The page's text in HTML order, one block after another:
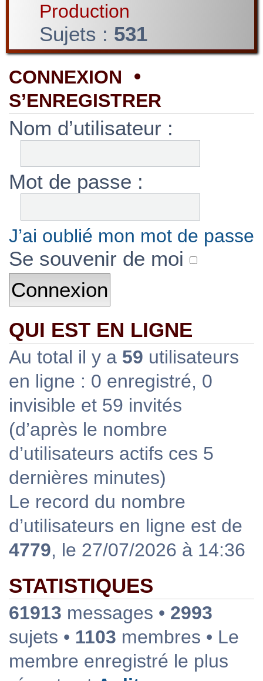
Production
Sujets : 531
CONNEXION •
S’ENREGISTRER
Nom d’utilisateur :
Mot de passe :
J’ai oublié mon mot de passe
Se souvenir de moi
QUI EST EN LIGNE
Au total il y a 59 utilisateurs
en ligne : 0 enregistré, 0
invisible et 59 invités
(d’après le nombre
d’utilisateurs actifs ces 5
dernières minutes)
Le record du nombre
d’utilisateurs en ligne est de
4779, le 27/07/2026 à 14:36
STATISTIQUES
61913 messages • 2993
sujets • 1103 membres • Le
membre enregistré le plus